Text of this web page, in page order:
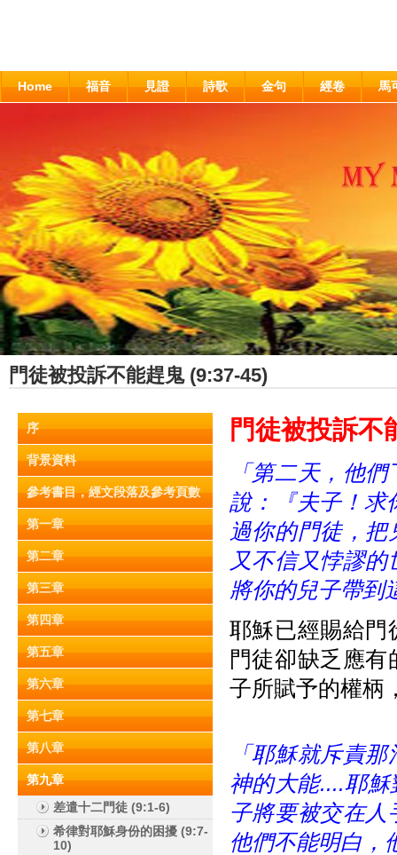
Home 福音 見證 詩歌 金句 經卷 馬
門徒被投訴不能趕鬼 (9:37-45)
序
背景資料
參考書目，經文段落及參考頁數
第一章
第二章
第三章
第四章
第五章
第六章
第七章
第八章
第九章
差遣十二門徒 (9:1-6)
希律對耶穌身份的困擾 (9:7-
10)
門徒被投訴不
「第二天，他
說：『夫子！
過你的門徒，
又不信又悖謬
將你的兒子帶到
耶穌已經賜給門
門徒卻缺乏應
子所賦予的權柄
「耶穌就斥責
神的大能....耶
子將要被交在
他們不能明白，